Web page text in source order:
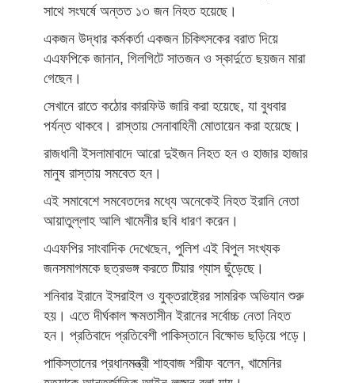
সাথে সংঘর্ষে অন্তত ১৩ জন নিহত হয়েছে।
একজন উদ্ধার কর্মকর্তা একজন চিকিৎসকের বরাত দিয়ে
এএফপিকে জানান, গিলগিটে সাতজন ও স্কার্দুতে ছয়জন মারা
গেছেন।
সেখানে রাতে কঠোর কারফিউ জারি করা হয়েছে, যা বুধবার
পর্যন্ত থাকবে। রাস্তায় সেনাবাহিনী মোতায়েন করা হয়েছে।
রাজধানী ইসলামাবাদে আরো দুইজন নিহত হন ও হাজার হাজার
মানুষ রাস্তায় সমবেত হন।
এই সমাবেশে সমবেতদের মধ্যে অনেকেই নিহত ইরানি নেতা
আয়াতুল্লাহ আলি খামেনীর ছবি ধারণ করেন।
এএফপির সাংবাদিক দেখেছেন, পুলিশ এই বিপুল সংখ্যক
জনসমাগমকে ছত্রভঙ্গ করতে টিয়ার গ্যাস ছুঁড়েছে।
শনিবার ইরানে ইসরাইল ও যুক্তরাষ্ট্রের সামরিক অভিযান শুরু
হয়। এতে দীর্ঘকাল ক্ষমতাসীন ইরানের সর্বোচ্চ নেতা নিহত
হন। প্রতিবাদে প্রতিবেশী পাকিস্তানে বিক্ষোভ ছড়িয়ে পড়ে।
পাকিস্তানের প্রধানমন্ত্রী শাহবাজ শরীফ বলেন, খামেনির